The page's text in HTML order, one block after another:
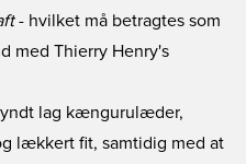
- hvilket må betragtes som
med Thierry Henry's
lag kængurulæder,
lækkert fit, samtidig med at